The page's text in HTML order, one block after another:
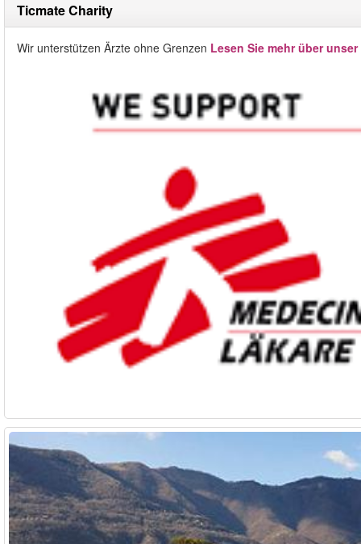
Ticmate Charity
Wir unterstützen Ärzte ohne Grenzen Lesen Sie mehr über